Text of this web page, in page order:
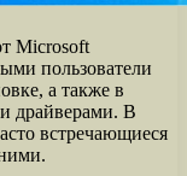
Microsoft
пользователи
а также в
драйверами. В
встречающиеся